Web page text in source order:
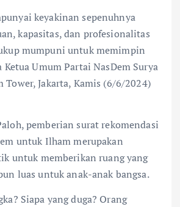
keyakinan sepenuhnya
kapasitas, dan profesionalitas
mumpuni untuk memimpin
Ketua Umum Partai NasDem Surya
Tower, Jakarta, Kamis (6/6/2024)
pemberian surat rekomendasi
untuk Ilham merupakan
untuk memberikan ruang yang
luas untuk anak-anak bangsa.
Siapa yang duga? Orang